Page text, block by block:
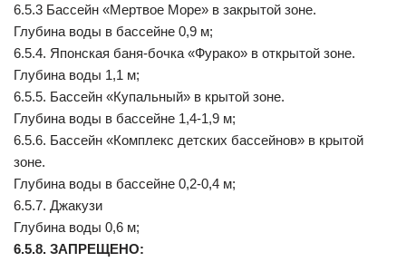
6.5.3 Бассейн «Мертвое Море» в закрытой зоне.
Глубина воды в бассейне 0,9 м;
6.5.4. Японская баня-бочка «Фурако» в открытой зоне.
Глубина воды 1,1 м;
6.5.5. Бассейн «Купальный» в крытой зоне.
Глубина воды в бассейне 1,4-1,9 м;
6.5.6. Бассейн «Комплекс детских бассейнов» в крытой
зоне.
Глубина воды в бассейне 0,2-0,4 м;
6.5.7. Джакузи
Глубина воды 0,6 м;
6.5.8. ЗАПРЕЩЕНО: